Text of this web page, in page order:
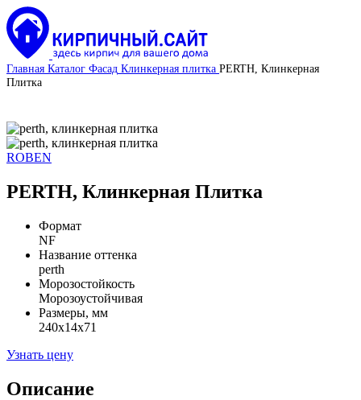
Главная Каталог Фасад Клинкерная плитка PERTH, Клинкерная
Плитка
ROBEN
PERTH, Клинкерная Плитка
Формат
NF
Название оттенка
perth
Морозостойкость
Морозоустойчивая
Размеры, мм
240x14x71
Узнать цену
Описание